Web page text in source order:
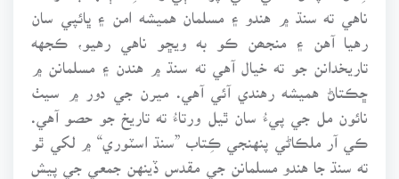
ناهي ته سنڌ ۾ هندو ۽ مسلمان هميشه امن ۽ ڀائپي سان
رهيا آهن ۽ منجھن ڪو به ويڇو ناهي رهيو، ڪجهه
تاريخدانن جو ته خيال آهي ته سنڌ ۾ هندن ۽ مسلمانن ۾
ڇڪتاڻ هميشه رهندي آئي آهي. ميرن جي دور ۾ سيٺ
نائون مل جي پيءُ سان ٿيل ورتاءُ ته تاريخ جو حصو آهي.
ڪي آر ملڪاڻي پنهنجي ڪِتاب ”سنڌ اسٽوري“ ۾ لکي ٿو
ته سنڌ جا هندو مسلمانن جي مقدس ڏينهن جمعي جي پيش